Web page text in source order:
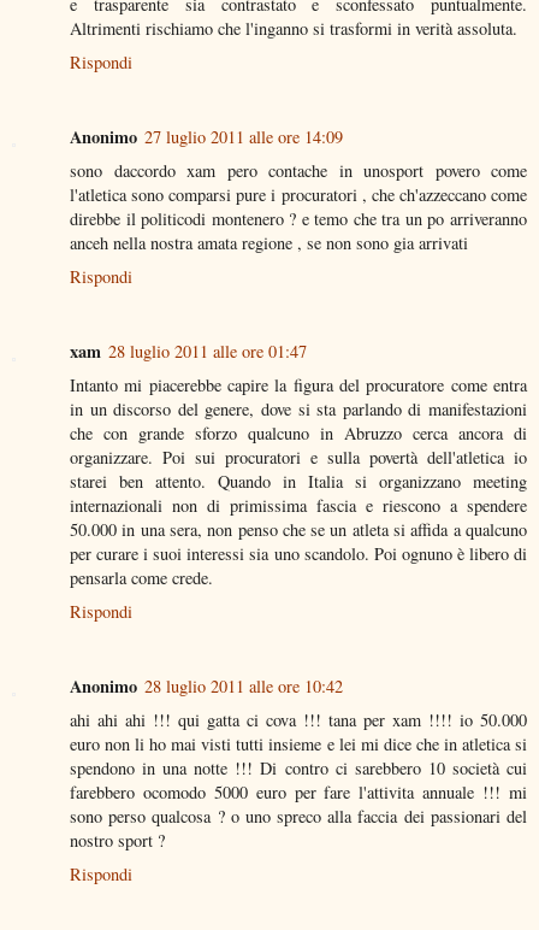
Altrimenti rischiamo che l'inganno si trasformi in verità assoluta.
Rispondi
Anonimo 27 luglio 2011 alle ore 14:09
sono daccordo xam pero contache in unosport povero come
l'atletica sono comparsi pure i procuratori , che ch'azzeccano come
direbbe il politicodi montenero ? e temo che tra un po arriveranno
anceh nella nostra amata regione , se non sono gia arrivati
Rispondi
xam 28 luglio 2011 alle ore 01:47
Intanto mi piacerebbe capire la figura del procuratore come entra
in un discorso del genere, dove si sta parlando di manifestazioni
che con grande sforzo qualcuno in Abruzzo cerca ancora di
organizzare. Poi sui procuratori e sulla povertà dell'atletica io
starei ben attento. Quando in Italia si organizzano meeting
internazionali non di primissima fascia e riescono a spendere
50.000 in una sera, non penso che se un atleta si affida a qualcuno
per curare i suoi interessi sia uno scandolo. Poi ognuno è libero di
pensarla come crede.
Rispondi
Anonimo 28 luglio 2011 alle ore 10:42
ahi ahi ahi !!! qui gatta ci cova !!! tana per xam !!!! io 50.000
euro non li ho mai visti tutti insieme e lei mi dice che in atletica si
spendono in una notte !!! Di contro ci sarebbero 10 società cui
farebbero ocomodo 5000 euro per fare l'attivita annuale !!! mi
sono perso qualcosa ? o uno spreco alla faccia dei passionari del
nostro sport ?
Rispondi